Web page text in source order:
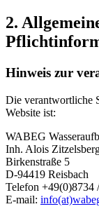
2.
Hinweis zur
Die verantwortliche
Website ist:
WABEG
Inh. Alois
Birkenstraße 5
D-94419 Reisbach
Telefon +49(0)8734
E-mail: